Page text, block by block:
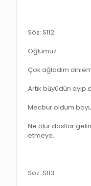
Söz: S112
Oğlumuz
Çok ağladım
Artık büyüdün ayıp
Mecbur oldum
Ne olur dostlar
etmeye..
Söz: S113